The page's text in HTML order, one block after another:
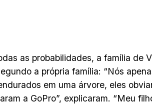
as probabilidades, a família de
a própria família: “Nós
em uma árvore, eles
a GoPro”, explicaram. “Meu